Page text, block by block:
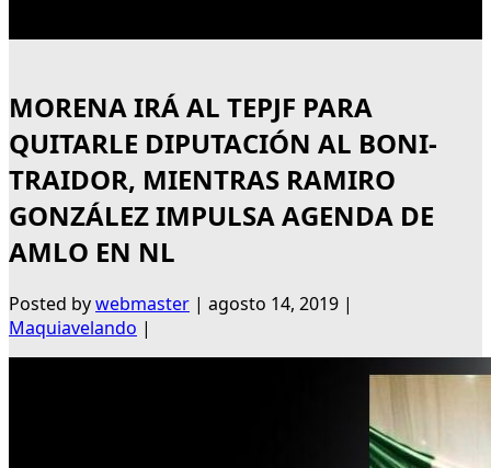
MORENA IRÁ AL TEPJF PARA
QUITARLE DIPUTACIÓN AL BONI-
TRAIDOR, MIENTRAS RAMIRO
GONZÁLEZ IMPULSA AGENDA DE
AMLO EN NL
Posted bywebmaster | agosto 14, 2019 |
Maquiavelando |